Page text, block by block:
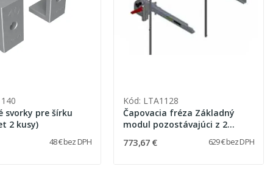
svorky pre šírku
2 kusy)
48 € bez DPH
Kód: LTA1128
Čapovacia fréza Základný
modul pozostávajúci z 2
konzol, 2 otočných vodiacich
ramien
773,67 € 629 € bez DPH